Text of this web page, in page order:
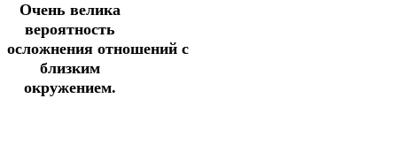
Очень велика
вероятность
осложнения отношений с
близким
окружением.